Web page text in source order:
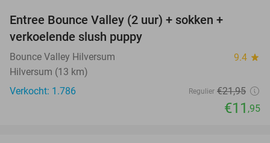
Entree Bounce Valley (2 uur) + sokken +
verkoelende slush puppy
Bounce Valley Hilversum 9.4 star
Hilversum (13 km)
Verkocht: 1.786
Regulier €21,95
€11 ,95